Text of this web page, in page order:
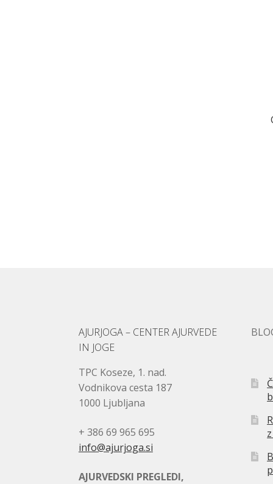
AJURJOGA – CENTER AJURVEDE
IN JOGE
TPC Koseze, 1. nad.
Vodnikova cesta 187
1000 Ljubljana
+ 386 69 965 695
info@ajurjoga.si
AJURVEDSKI PREGLEDI,